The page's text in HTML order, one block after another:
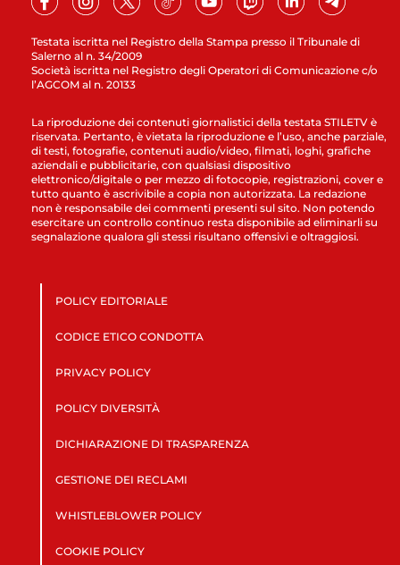
Testata iscritta nel Registro della Stampa presso il Tribunale di
Salerno al n. 34/2009
Società iscritta nel Registro degli Operatori di Comunicazione c/o
l’AGCOM al n. 20133
La riproduzione dei contenuti giornalistici della testata STILETV è
riservata. Pertanto, è vietata la riproduzione e l’uso, anche parziale,
di testi, fotografie, contenuti audio/video, filmati, loghi, grafiche
aziendali e pubblicitarie, con qualsiasi dispositivo
elettronico/digitale o per mezzo di fotocopie, registrazioni, cover e
tutto quanto è ascrivibile a copia non autorizzata. La redazione
non è responsabile dei commenti presenti sul sito. Non potendo
esercitare un controllo continuo resta disponibile ad eliminarli su
segnalazione qualora gli stessi risultano offensivi e oltraggiosi.
POLICY EDITORIALE
CODICE ETICO CONDOTTA
PRIVACY POLICY
POLICY DIVERSITÀ
DICHIARAZIONE DI TRASPARENZA
GESTIONE DEI RECLAMI
WHISTLEBLOWER POLICY
COOKIE POLICY